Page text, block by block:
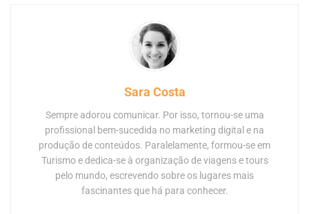
Sara Costa
Sempre adorou comunicar. Por isso, tornou-se uma
profissional bem-sucedida no marketing digital e na
produção de conteúdos. Paralelamente, formou-se em
Turismo e dedica-se à organização de viagens e tours
pelo mundo, escrevendo sobre os lugares mais
fascinantes que há para conhecer.